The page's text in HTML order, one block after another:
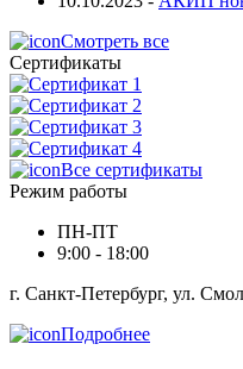
Смотреть все
Сертификаты
Все сертификаты
Режим работы
ПН-ПТ
9:00 - 18:00
г. Санкт-Петербург, ул.
Подробнее